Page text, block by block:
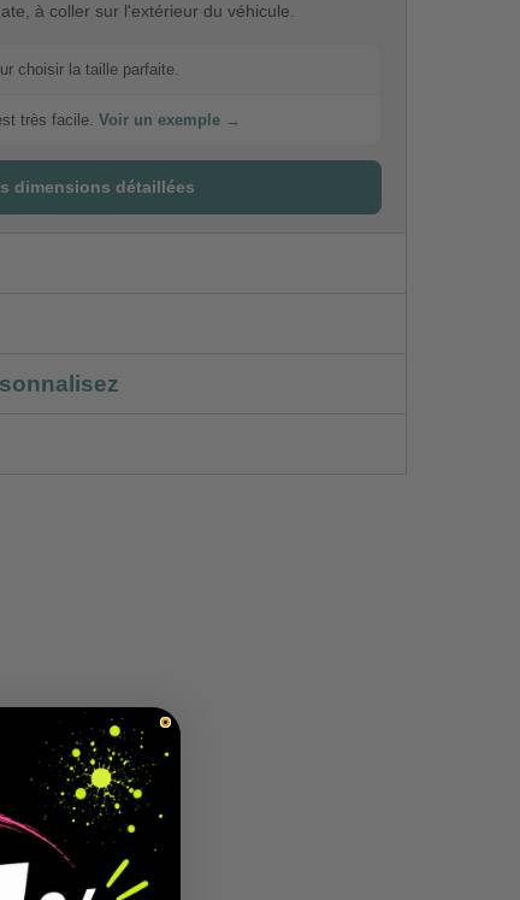
à coller sur l'extérieur du véhicule.
choisir la taille parfaite.
très facile. Voir un exemple →
dimensions détaillées